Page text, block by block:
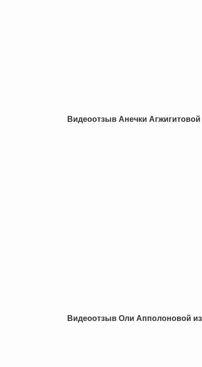
Видеоотзыв Анечки
Видеоотзыв Оли Апполоновой из